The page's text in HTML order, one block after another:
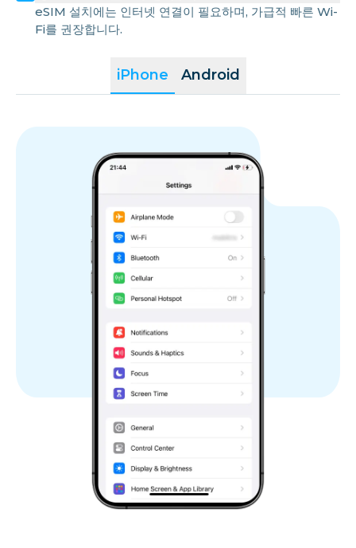
iPhone Android
eSIM 설치에는 인터넷 연결이 필요하며, 가급적 빠른 Wi-
Fi를 권장합니다.